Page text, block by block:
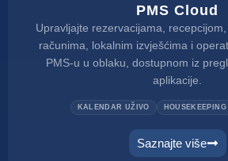
PMS Cloud
Upravljajte rezervacijama,
računima, lokalnim izvješćima i
PMS-u u oblaku, dostupnom iz
aplikacije.
KALENDAR UŽIVO HOUSEKEEPING
Saznajte više